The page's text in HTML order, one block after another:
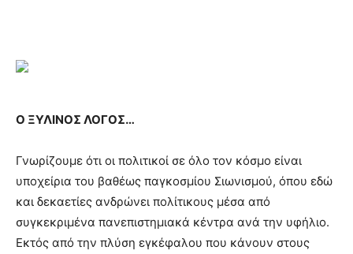
Ο ΞΥΛΙΝΟΣ ΛΟΓΟΣ…
Γνωρίζουμε ότι οι πολιτικοί σε όλο τον κόσμο είναι
υποχείρια του βαθέως παγκοσμίου Σιωνισμού, όπου εδώ
και δεκαετίες ανδρώνει πολίτικους μέσα από
συγκεκριμένα πανεπιστημιακά κέντρα ανά την υφήλιο.
Εκτός από την πλύση εγκέφαλου που κάνουν στους